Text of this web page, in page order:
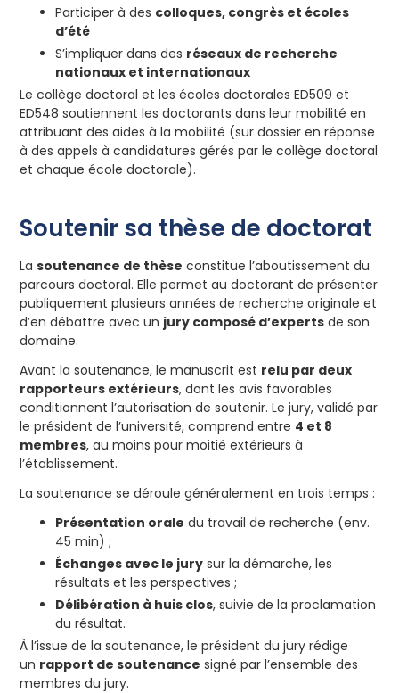
Participer à des colloques, congrès et écoles
d’été
S’impliquer dans des réseaux de recherche
nationaux et internationaux
Le collège doctoral et les écoles doctorales ED509 et
ED548 soutiennent les doctorants dans leur mobilité en
attribuant des aides à la mobilité (sur dossier en réponse
à des appels à candidatures gérés par le collège doctoral
et chaque école doctorale).
Soutenir sa thèse de doctorat
Lasoutenance de thèse constitue l’aboutissement du
parcours doctoral. Elle permet au doctorant de présenter
publiquement plusieurs années de recherche originale et
d’en débattre avec un jury composé d’experts de son
domaine.
Avant la soutenance, le manuscrit est relu par deux
rapporteurs extérieurs, dont les avis favorables
conditionnent l’autorisation de soutenir. Le jury, validé par
le président de l’université, comprend entre 4 et 8
membres, au moins pour moitié extérieurs à
l’établissement.
La soutenance se déroule généralement en trois temps :
Présentation orale du travail de recherche (env.
45 min) ;
Échanges avec le jury sur la démarche, les
résultats et les perspectives ;
Délibération à huis clos, suivie de la proclamation
du résultat.
À l’issue de la soutenance, le président du jury rédige
un rapport de soutenance signé par l’ensemble des
membres du jury.